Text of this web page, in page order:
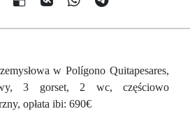
w Polígono Quitapesares,
3 gorset, 2 wc, częściowo
opłata ibi: 690€